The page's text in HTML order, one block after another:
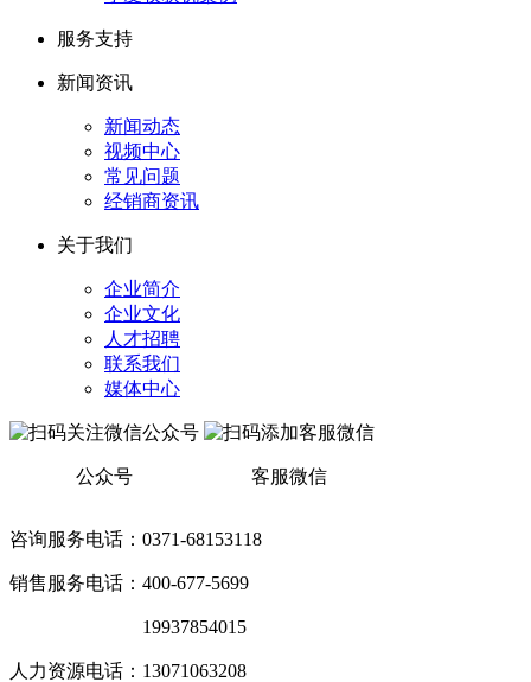
服务支持
新闻资讯
新闻动态
视频中心
常见问题
经销商资讯
关于我们
企业简介
企业文化
人才招聘
联系我们
媒体中心
公众号 客服微信
咨询服务电话：0371-68153118
销售服务电话：400-677-5699
19937854015
人力资源电话：13071063208